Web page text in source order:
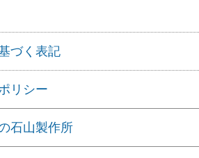
づく表記
リシー
石山製作所